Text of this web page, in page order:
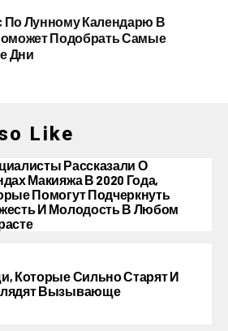
По Лунному Календарю В
Подобрать Самые
Дни
Like
Рассказали О
Макияжа В 2020 Года,
Помогут Подчеркнуть
И Молодость В Любом
Которые Сильно Старят И
Вызывающе